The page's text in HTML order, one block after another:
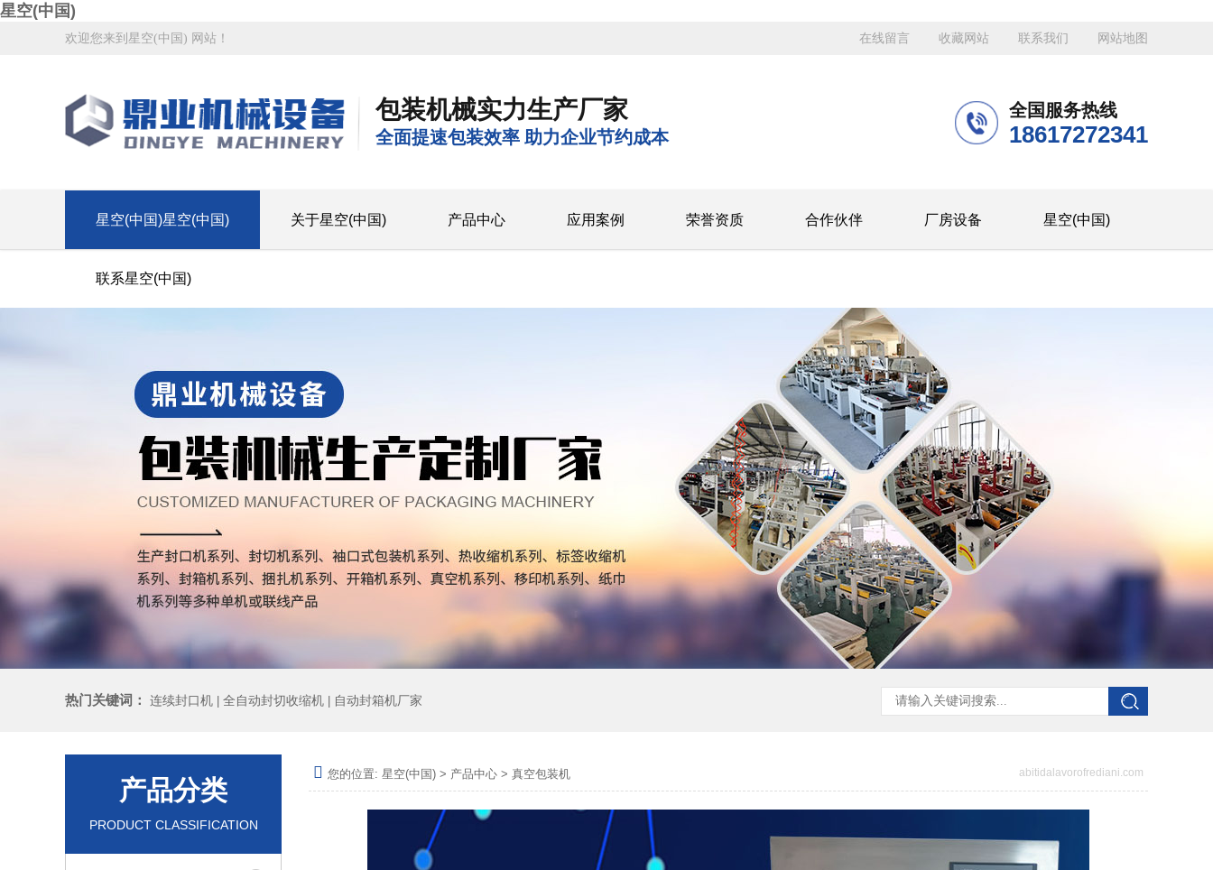
星空(中国)
在线留言 收藏网站 联系我们 网站地图
欢迎您来到星空(中国) 网站！
包装机械实力生产厂家
全面提速包装效率 助力企业节约成本
全国服务热线
18617272341
星空(中国)星空(中国) 关于星空(中国) 产品中心 应用案例 荣誉资质 合作伙伴 厂房设备 星空(中国)
联系星空(中国)
热门关键词： 连续封口机 全自动封切收缩机 自动封箱机厂家
产品分类
PRODUCT CLASSIFICATION
您的位置: 星空(中国) > 产品中心 > 真空包装机 abitidalavorofrediani.com